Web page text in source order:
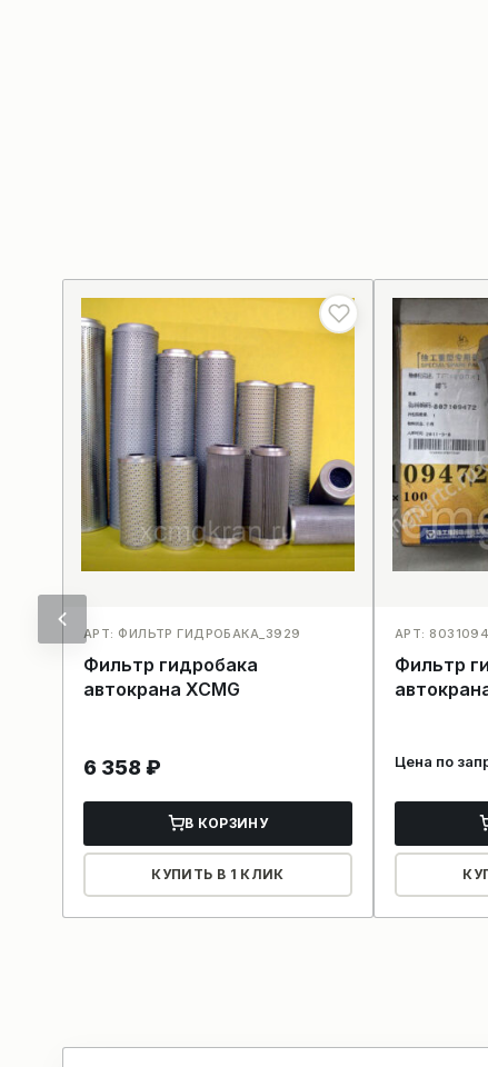
АРТ: ФИЛЬТР ГИДРОБАКА_3929
Фильтр гидробака
автокрана XCMG
6 358 ₽
В КОРЗИНУ
КУПИТЬ В 1 КЛИК
АРТ:
Фильтр
Цена по